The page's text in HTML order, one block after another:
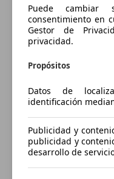
Puede
consentimiento en
Gestor de
privacidad.
Propósitos
Datos de
identificación
Publicidad y
publicidad y
desarrollo de